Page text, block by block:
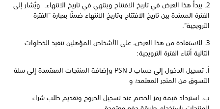
2. يبدأ هذا العرض في تاريخ الافتتاح وينتهي في تاريخ الانتهاء. ويُشار إلى
الفترة الممتدة بين تاريخ الافتتاح وتاريخ الانتهاء ضمنًا بعبارة "الفترة
الترويجية".
3. للاستفادة من هذا العرض، على الأشخاص المؤهلين تنفيذ الخطوات
التالية أثناء الفترة الترويجية:
أ. تسجيل الدخول إلى حساب لـ PSN وإضافة المنتجات المعتمدة إلى سلة
التسوق من المتجر المعتمد؛ و
ب. استرداد قيمة رمز الخصم عند تسجيل الخروج وتقديم طلب شراء